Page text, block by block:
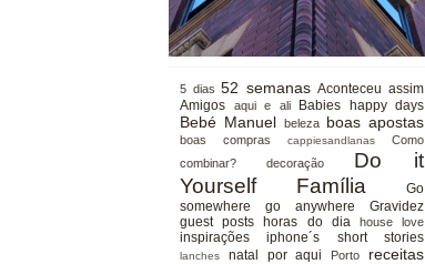
5 dias 52 semanas Aconteceu assim
Amigos
aqui e ali Babies happy days
Bebé Manuel beleza boas apostas
boas compras cappiesandlanas
Como
combinar?
decoração
Do it
Yourself
Família
Go
somewhere go anywhere
Gravidez
guest posts
horas do dia house love
inspirações iphone´s short stories
lanches natal por aqui Porto receitas